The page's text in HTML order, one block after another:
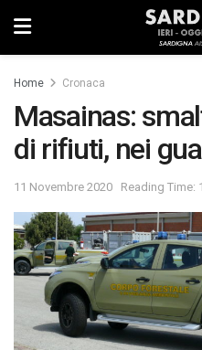
Home Cronaca
Masainas:
di rifiuti, nei
11 Novembre 2020 Reading Time: